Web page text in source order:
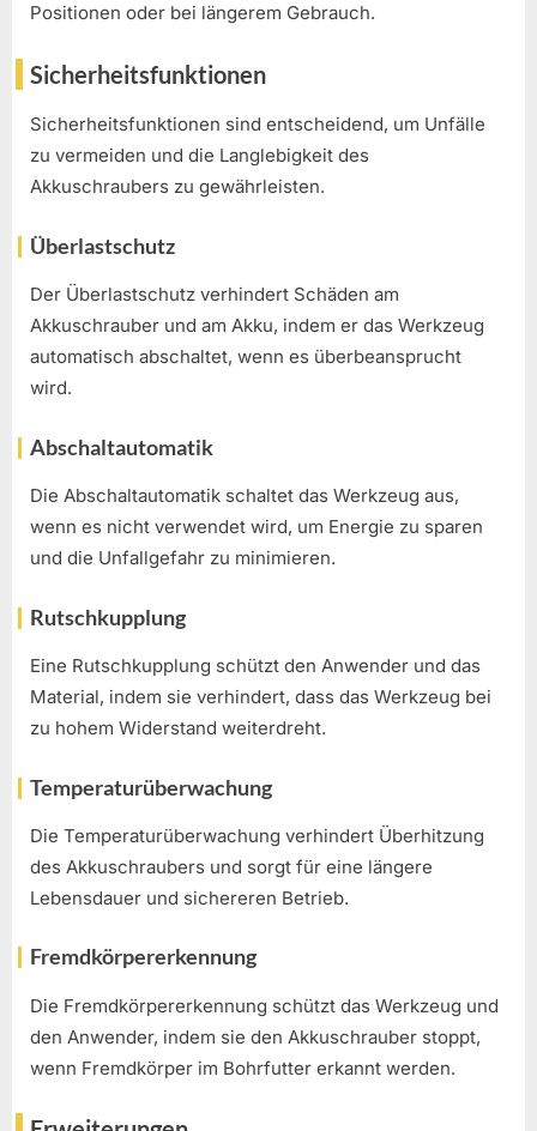
Positionen oder bei längerem Gebrauch.
Sicherheitsfunktionen
Sicherheitsfunktionen sind entscheidend, um Unfälle
zu vermeiden und die Langlebigkeit des
Akkuschraubers zu gewährleisten.
Überlastschutz
Der Überlastschutz verhindert Schäden am
Akkuschrauber und am Akku, indem er das Werkzeug
automatisch abschaltet, wenn es überbeansprucht
wird.
Abschaltautomatik
Die Abschaltautomatik schaltet das Werkzeug aus,
wenn es nicht verwendet wird, um Energie zu sparen
und die Unfallgefahr zu minimieren.
Rutschkupplung
Eine Rutschkupplung schützt den Anwender und das
Material, indem sie verhindert, dass das Werkzeug bei
zu hohem Widerstand weiterdreht.
Temperaturüberwachung
Die Temperaturüberwachung verhindert Überhitzung
des Akkuschraubers und sorgt für eine längere
Lebensdauer und sichereren Betrieb.
Fremdkörpererkennung
Die Fremdkörpererkennung schützt das Werkzeug und
den Anwender, indem sie den Akkuschrauber stoppt,
wenn Fremdkörper im Bohrfutter erkannt werden.